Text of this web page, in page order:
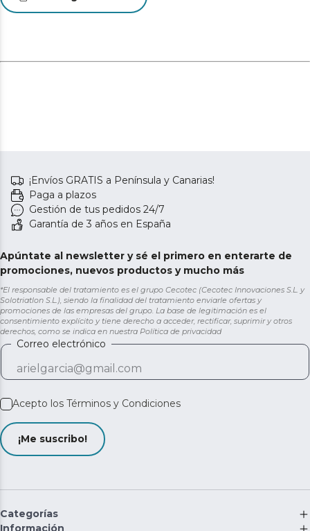
¡Envíos GRATIS a Península y Canarias!
Paga a plazos
Gestión de tus pedidos 24/7
Garantía de 3 años en España
Apúntate al newsletter y sé el primero en enterarte de
promociones, nuevos productos y mucho más
*El responsable del tratamiento es el grupo Cecotec (Cecotec Innovaciones S.L. y
Solotriatlon S.L.), siendo la finalidad del tratamiento enviarle ofertas y
promociones de las empresas del grupo. La base de legitimación es el
consentimiento explícito y tiene derecho a acceder, rectificar, suprimir y otros
derechos, como se indica en nuestra Política de privacidad
Correo electrónico
Acepto los Términos y Condiciones
¡Me suscribo!
Categorías
Información